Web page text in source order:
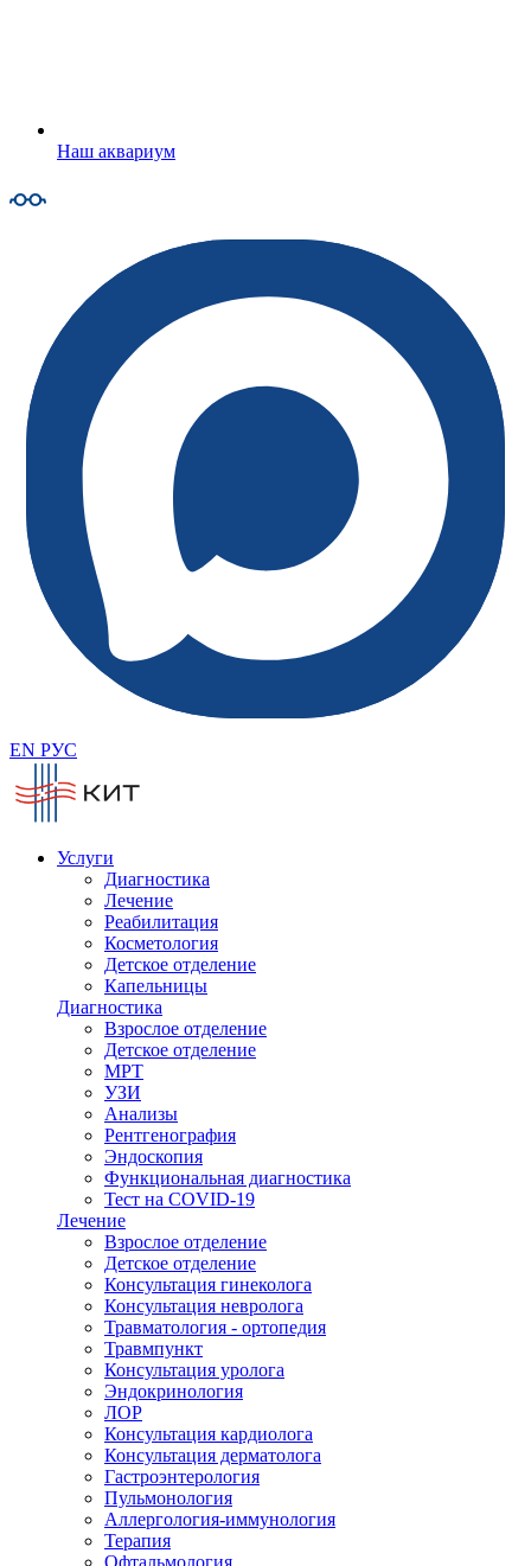
Наш аквариум
EN РУС
Услуги
Диагностика
Лечение
Реабилитация
Косметология
Детское отделение
Капельницы
Диагностика
Взрослое отделение
Детское отделение
МРТ
УЗИ
Анализы
Рентгенография
Эндоскопия
Функциональная диагностика
Тест на COVID-19
Лечение
Взрослое отделение
Детское отделение
Консультация гинеколога
Консультация невролога
Травматология - ортопедия
Травмпункт
Консультация уролога
Эндокринология
ЛОР
Консультация кардиолога
Консультация дерматолога
Гастроэнтерология
Пульмонология
Аллергология-иммунология
Терапия